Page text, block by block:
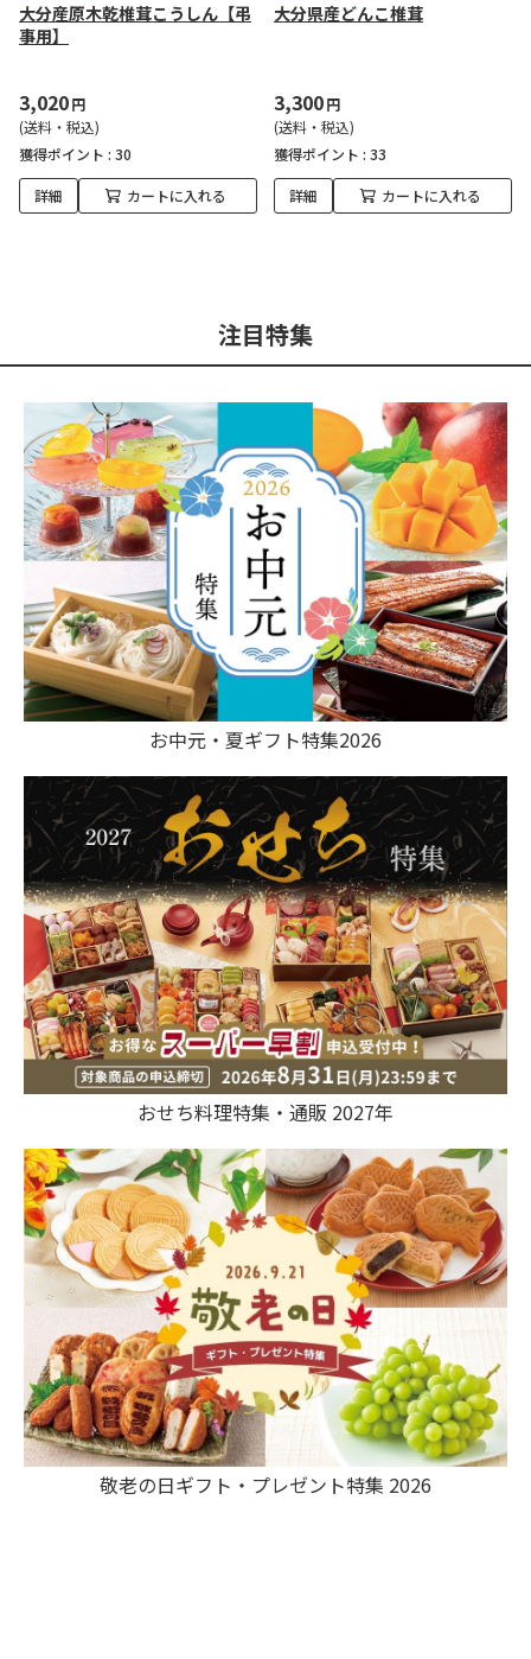
大分産原木乾椎茸こうしん【弔
事用】
3,020円
(送料・税込)
獲得ポイント : 30
詳細 カートに入れる
大分県産どんこ椎茸
3,300円
(送料・税込)
獲得ポイント : 33
詳細 カートに入れる
注目特集
お中元・夏ギフト特集2026
おせち料理特集・通販 2027年
敬老の日ギフト・プレゼント特集 2026